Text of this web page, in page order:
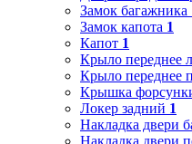
Замок багажника
Замок капота 1
Капот 1
Крыло переднее
Крыло переднее
Крышка
Локер задний 1
Накладка двери
Накладка двери